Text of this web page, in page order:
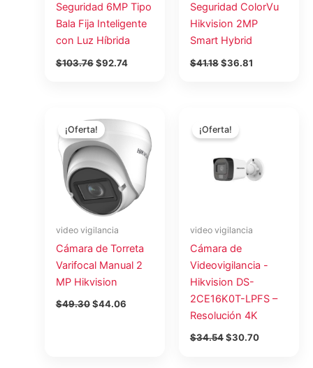
Seguridad 6MP Tipo
Bala Fija Inteligente
con Luz Híbrida
$103.76 $92.74
Seguridad ColorVu
Hikvision 2MP
Smart Hybrid
$41.18$36.81
¡Oferta!
video vigilancia
Cámara de Torreta
Varifocal Manual 2
MP Hikvision
$49.30
precio
original
era:
$49.30.
$44.06
precio
actual
es:
$44.06.
¡Oferta!
video vigilancia
Cámara de
Videovigilancia -
Hikvision DS-
2CE16K0T-LPFS –
Resolución 4K
$34.54
precio
original
$34.54.
$30.70
$30.70.